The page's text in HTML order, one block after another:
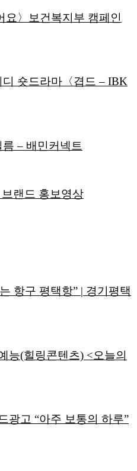
요〉보건복지부 캠페인
숏드라마〈겹드 – IBK
– 배민커넥트
랜드 홍보영상
항구 평택항” | 경기평택
능(힐링콘텐츠) <오늘의
광고 “아주 보통의 하루”